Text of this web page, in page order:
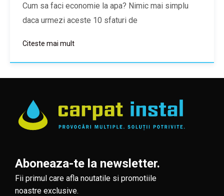
Cum sa faci economie la apa? Nimic mai simplu
daca urmezi aceste 10 sfaturi de
Citeste mai mult
Aboneaza-te la newsletter.
Fii primul care afla noutatile si promotiile
noastre exclusive.